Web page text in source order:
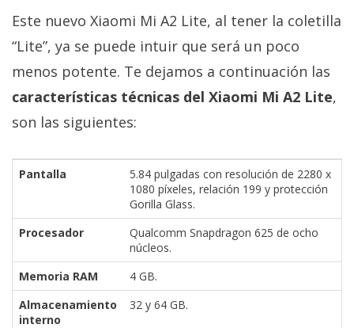
Este nuevo Xiaomi Mi A2 Lite, al tener la coletilla
“Lite”, ya se puede intuir que será un poco
menos potente. Te dejamos a continuación las
características técnicas del Xiaomi Mi A2 Lite,
son las siguientes:
Pantalla
5.84 pulgadas con resolución de 2280 x
1080 píxeles, relación 199 y protección
Gorilla Glass.
Procesador
Qualcomm Snapdragon 625 de ocho
núcleos.
Memoria RAM
4 GB.
Almacenamiento
interno
32 y 64 GB.